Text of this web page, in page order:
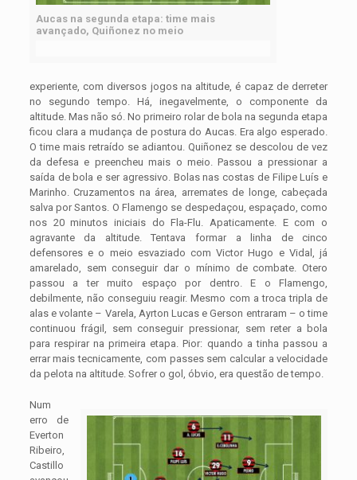
Aucas na segunda etapa: time mais
avançado, Quiñonez no meio
experiente, com diversos jogos na altitude, é capaz de derreter
no segundo tempo. Há, inegavelmente, o componente da
altitude. Mas não só. No primeiro rolar de bola na segunda etapa
ficou clara a mudança de postura do Aucas. Era algo esperado.
O time mais retraído se adiantou. Quiñonez se descolou de vez
da defesa e preencheu mais o meio. Passou a pressionar a
saída de bola e ser agressivo. Bolas nas costas de Filipe Luís e
Marinho. Cruzamentos na área, arremates de longe, cabeçada
salva por Santos. O Flamengo se despedaçou, espaçado, como
nos 20 minutos iniciais do Fla-Flu. Apaticamente. E com o
agravante da altitude. Tentava formar a linha de cinco
defensores e o meio esvaziado com Victor Hugo e Vidal, já
amarelado, sem conseguir dar o mínimo de combate. Otero
passou a ter muito espaço por dentro. E o Flamengo,
debilmente, não conseguiu reagir. Mesmo com a troca tripla de
alas e volante – Varela, Ayrton Lucas e Gerson entraram – o time
continuou frágil, sem conseguir pressionar, sem reter a bola
para respirar na primeira etapa. Pior: quando a tinha passou a
errar mais tecnicamente, com passes sem calcular a velocidade
da pelota na altitude. Sofrer o gol, óbvio, era questão de tempo.
Num
erro de
Everton
Ribeiro,
Castillo